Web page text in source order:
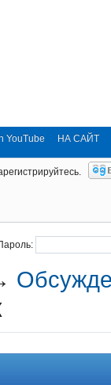
НА САЙТ